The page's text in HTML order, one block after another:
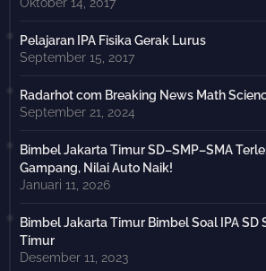
Pelajaran IPA Fisika Gerak Lurus
September 15, 2017
Radarhot com Breaking News Math
September 21, 2024
Bimbel Jakarta Timur SD–SMP–SMA
Gampang, Nilai Auto Naik!
Januari 11, 2026
Bimbel Jakarta Timur Bimbel Soal IPA SD
Timur
Desember 11, 2023